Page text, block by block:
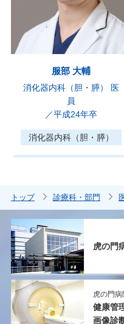
服部 大輔
消化器内科（胆・膵） 医
員
／平成24年卒
消化器内科（胆・膵）
トップ 診療科・部門
虎の門
虎の門
健康管
画像診